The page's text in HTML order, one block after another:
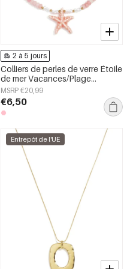
2 à 5 jours
Colliers de perles de verre Étoile
de mer Vacances/Plage
Collection romantique Bijoux
pour femmes
MSRP €20,99
€6,50
Entrepôt de l'UE